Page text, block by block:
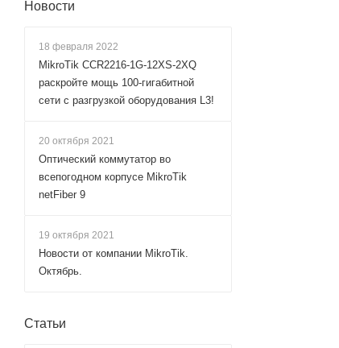
Новости
18 февраля 2022
MikroTik CCR2216-1G-12XS-2XQ
раскройте мощь 100-гигабитной
сети с разгрузкой оборудования L3!
20 октября 2021
Оптический коммутатор во
всепогодном корпусе MikroTik
netFiber 9
19 октября 2021
Новости от компании MikroTik.
Октябрь.
Статьи